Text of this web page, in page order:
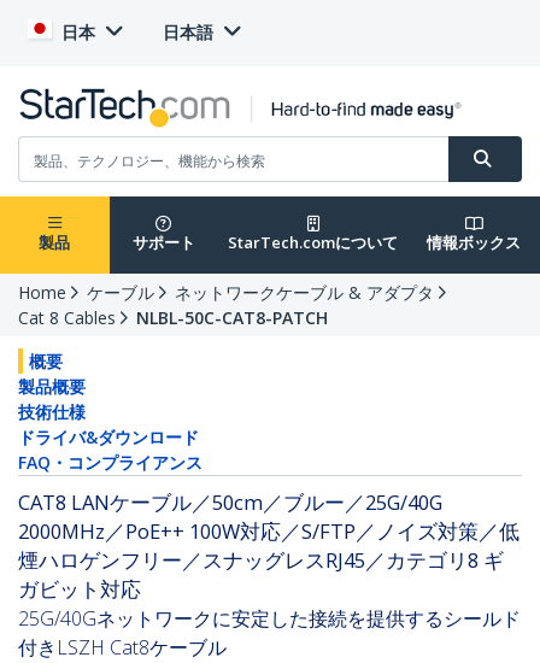
日本 日本語
製品 サポート StarTech.comについて 情報ボックス
Home ケーブル
ネットワークケーブル & アダプタ
Cat 8 Cables
NLBL-50C-CAT8-PATCH
概要
製品概要
技術仕様
ドライバ&ダウンロード
FAQ・コンプライアンス
CAT8 LANケーブル／50cm／ブルー／25G/40G
2000MHz／PoE++ 100W対応／S/FTP／ノイズ対策／低
煙ハロゲンフリー／スナッグレスRJ45／カテゴリ8 ギ
ガビット対応
25G/40Gネットワークに安定した接続を提供するシールド
付きLSZH Cat8ケーブル